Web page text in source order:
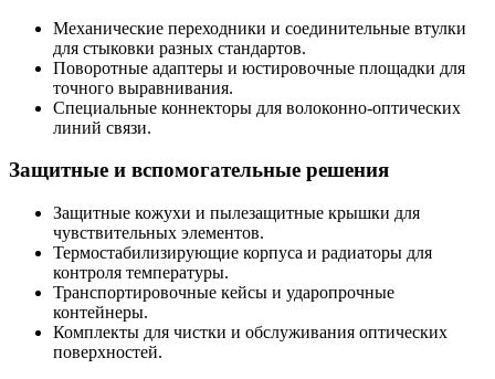
Механические переходники и соединительные втулки
для стыковки разных стандартов.
Поворотные адаптеры и юстировочные площадки для
точного выравнивания.
Специальные коннекторы для волоконно-оптических
линий связи.
Защитные и вспомогательные решения
Защитные кожухи и пылезащитные крышки для
чувствительных элементов.
Термостабилизирующие корпуса и радиаторы для
контроля температуры.
Транспортировочные кейсы и ударопрочные
контейнеры.
Комплекты для чистки и обслуживания оптических
поверхностей.